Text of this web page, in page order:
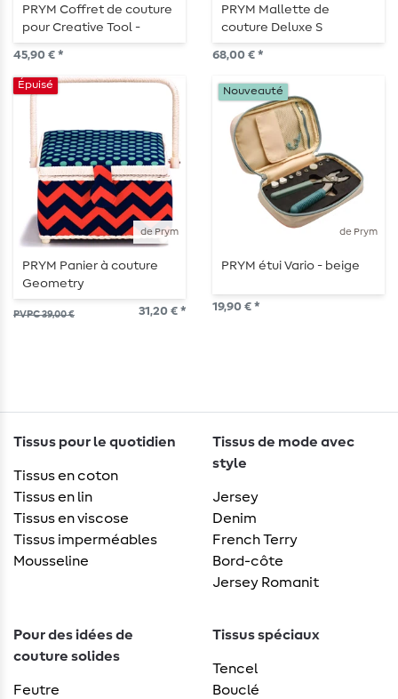
PRYM Coffret de couture
pour Creative Tool -
Beige
45,90 € *
PRYM Mallette de
couture Deluxe S
68,00 € *
de Prym
Épuisé
PRYM Panier à couture
Geometry
PVPC 39,00 € 31,20 € *
de Prym
Nouveauté
PRYM étui Vario - beige
19,90 € *
Tissus pour le quotidien
Tissus en coton
Tissus en lin
Tissus en viscose
Tissus imperméables
Mousseline
Tissus de mode avec
style
Jersey
Denim
French Terry
Bord-côte
Jersey Romanit
Pour des idées de
couture solides
Feutre
Tissus spéciaux
Tencel
Bouclé